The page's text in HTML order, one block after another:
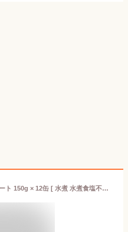
TOMINAGA さば 缶詰 3種 アソート 150g × 12缶 [ 水煮 水煮食塩不使用 みそ煮 各4缶 国内水揚げさば使用 国内加工 化学調味料不使用 ]